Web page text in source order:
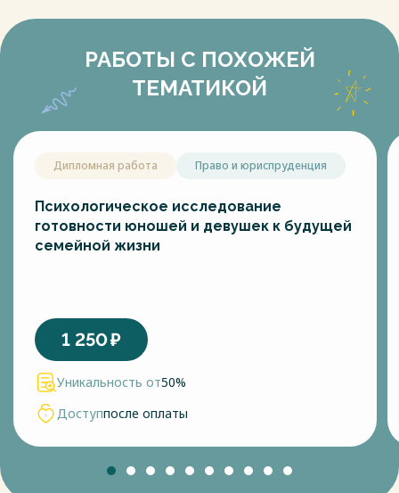
РАБОТЫ С ПОХОЖЕЙ
ТЕМАТИКОЙ
Дипломная работа Право и юриспруденция
Психологическое исследование
готовности юношей и девушек к будущей
семейной жизни
1 250₽
Уникальность от50%
Доступпосле оплаты